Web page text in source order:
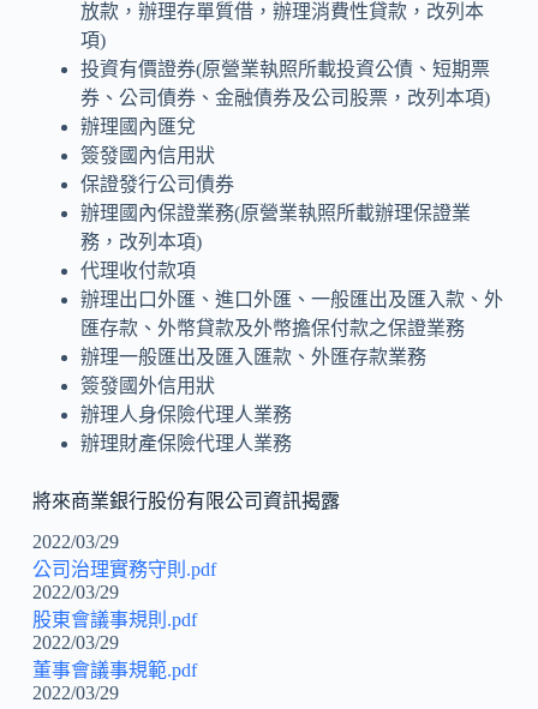
放款，辦理存單質借，辦理消費性貸款，改列本
項)
投資有價證券(原營業執照所載投資公債、短期票
券、公司債券、金融債券及公司股票，改列本項)
辦理國內匯兌
簽發國內信用狀
保證發行公司債券
辦理國內保證業務(原營業執照所載辦理保證業
務，改列本項)
代理收付款項
辦理出口外匯、進口外匯、一般匯出及匯入款、外
匯存款、外幣貸款及外幣擔保付款之保證業務
辦理一般匯出及匯入匯款、外匯存款業務
簽發國外信用狀
辦理人身保險代理人業務
辦理財產保險代理人業務
將來商業銀行股份有限公司資訊揭露
2022/03/29
公司治理實務守則.pdf
2022/03/29
股東會議事規則.pdf
2022/03/29
董事會議事規範.pdf
2022/03/29